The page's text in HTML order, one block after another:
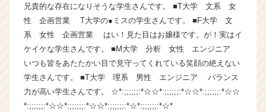
が
届
く
就
サ
イ
ト
チ
兄貴的な存在になりそうな学生さんです。 ■T大学 文系 女
性 企画営業 T大学の●ミスの学生さんです。 ■F大学 文
系 女性 企画営業 はい！見た目はお嬢様です。が！実はイ
ケイケな学生さんです。 ■M大学 分析 女性 エンジニア
いつも皆をあたたかい目で見守ってくれている笑顔の絶えない
学生さんです。 ■T大学 理系 男性 エンジニア バランス
力が高い学生さんです。 ☆*:;;;;;;:*☆☆*:;;;;;;:*☆☆*:;;;;;;:*☆☆
*:;;;;;;:*☆☆*:;;;;;;:*☆☆*:;;;;;;:*☆*:;;;;;;:*☆*